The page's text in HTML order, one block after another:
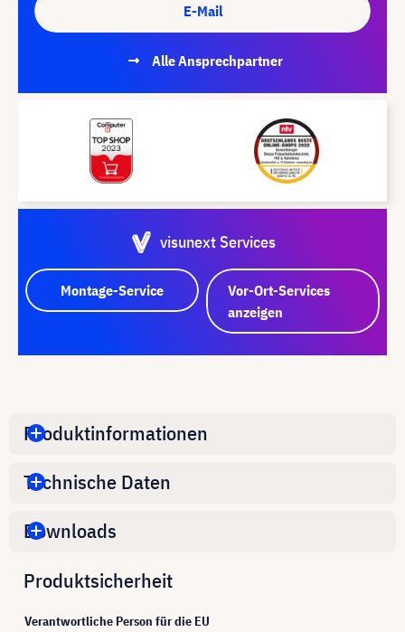
E-Mail
Alle Ansprechpartner
visunext Services
Montage-Service
Vor-Ort-Services
anzeigen
Produktinformationen
Technische Daten
Downloads
Produktsicherheit
Verantwortliche Person für die EU